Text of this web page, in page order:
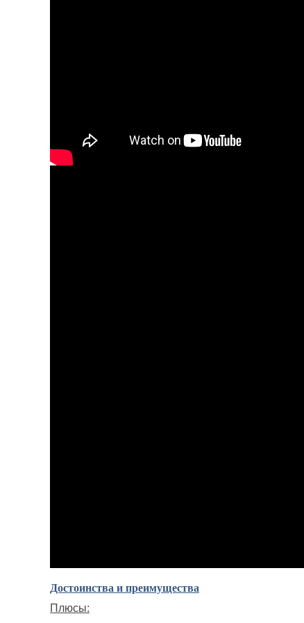
Достоинства и преимущества
Плюсы: